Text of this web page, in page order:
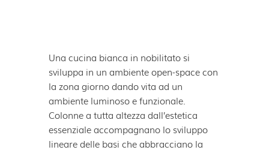
Una cucina bianca in nobilitato si
sviluppa in un ambiente open-space con
la zona giorno dando vita ad un
ambiente luminoso e funzionale.
Colonne a tutta altezza dall’estetica
essenziale accompagnano lo sviluppo
lineare delle basi che abbracciano la